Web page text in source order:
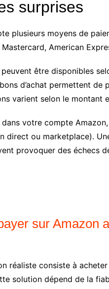
surprises
plusieurs moyens de
American
peuvent être disponibles
d’achat permettent de
varient selon le montant
votre compte
direct ou marketplace).
provoquer des échecs
sur Amazon
réaliste consiste à
solution dépend de la